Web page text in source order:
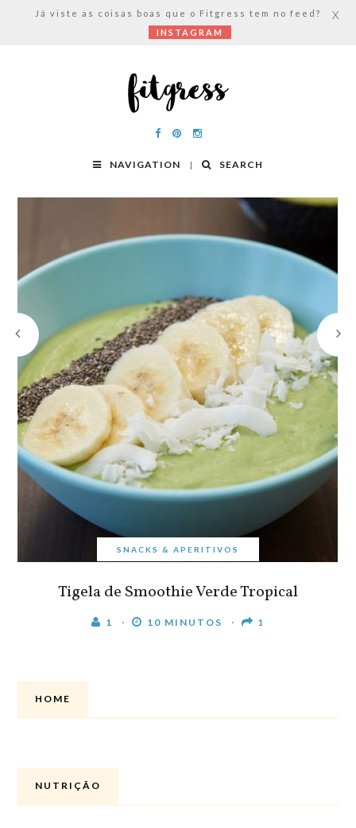
NAVIGATION SEARCH
SNACKS & APERITIVOS
Tigela de Smoothie Verde Tropical
1 10 MINUTOS 1
HOME
NUTRIÇÃO
Já viste as coisas boas que o Fitgress tem no feed?
INSTAGRAM
X